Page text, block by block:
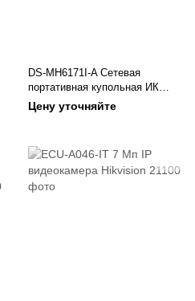
DS-MH6171I-A Сетевая
портативная купольная ИК
видеокамера Hikvision
Цену уточняйте